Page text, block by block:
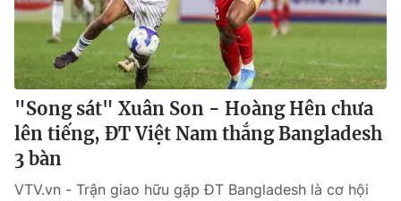
"Song sát" Xuân Son - Hoàng Hên chưa
lên tiếng, ĐT Việt Nam thắng Bangladesh
3 bàn
VTV.vn - Trận giao hữu gặp ĐT Bangladesh là cơ hội